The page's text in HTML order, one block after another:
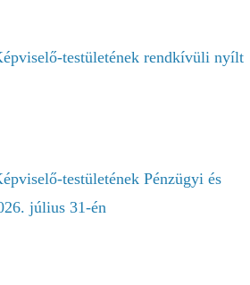
testületének rendkívüli nyílt
testületének Pénzügyi és
július 31-én